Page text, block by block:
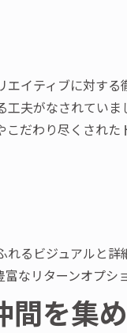
イティブに対す
工夫がなされてい
だわり尽くされ
れるビジュアルと
なリターンオプシ
間を集